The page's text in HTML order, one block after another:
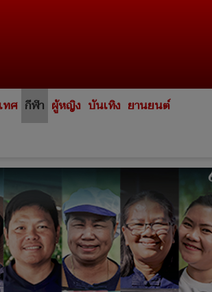
ทศ กีฬา ผู้หญิง บันเทิง ยานยนต์